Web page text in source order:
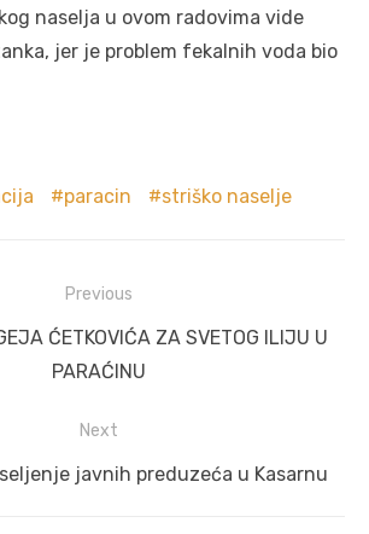
naselja u ovom radovima vide
jer je problem fekalnih voda bio
paracin striško naselje
Previous
ĆETKOVIĆA ZA SVETOG ILIJU U
PARAĆINU
Next
javnih preduzeća u Kasarnu